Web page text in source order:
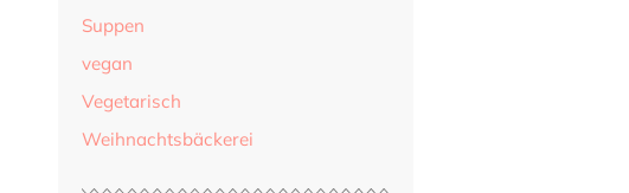
Suppen
vegan
Vegetarisch
Weihnachtsbäckerei